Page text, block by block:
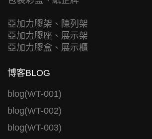
亞加力膠架、陳列架
亞加力膠座、展示架
亞加力膠盒、展示櫃
博客BLOG
blog(WT-001)
blog(WT-002)
blog(WT-003)